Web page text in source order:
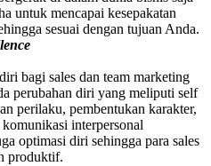
untuk mencapai kesepakatan
sesuai dengan tujuan Anda.
bagi sales dan team marketing
perubahan diri yang meliputi self
perilaku, pembentukan karakter,
interpersonal
optimasi diri sehingga para sales
produktif.